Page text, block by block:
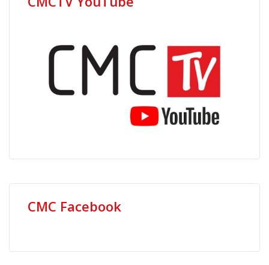
CMC Facebook